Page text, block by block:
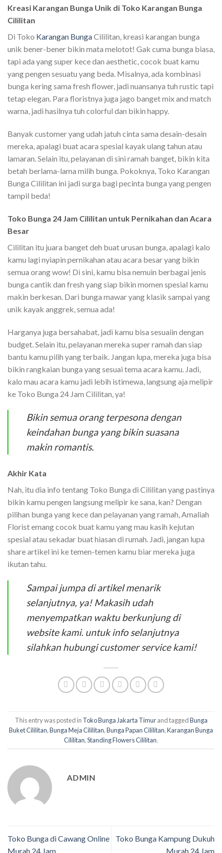
Kreasi Karangan Bunga Unik di Toko Karangan Bunga
Cililitan
Di Toko Karangan BungaCililitan, kreasi karangan bunga
unik bener-bener bikin mata melotot! Gak cuma bunga biasa,
tapi ada yang super kece dan aesthetic, cocok buat kamu
yang pengen sesuatu yang beda. Misalnya, ada kombinasi
bunga kering sama fresh flower, jadi nuansanya tuh rustic tapi
tetap elegan. Para floristnya juga jago banget mix and match
warna, jadi hasilnya tuh colorful dan bikin happy.
Banyak customer yang udah jatuh cinta sama desain-desain
mereka, apalagi buat acara spesial kayak ulang tahun atau
lamaran. Selain itu, pelayanan di sini ramah banget, bikin kita
betah berlama-lama milih bunga. Pokoknya, Toko Karangan
Bunga Cililitan ini jadi surga bagi pecinta bunga yang pengen
tampil beda!
Toko Bunga 24 Jam Cililitan untuk Pernikahan dan Acara
Besar
Cililitan itu juara banget deh buat urusan bunga, apalagi kalo
kamu lagi nyiapin pernikahan atau acara besar yang bikin
semua orang wow! Di sini, kamu bisa nemuin berbagai jenis
bunga cantik dan fresh yang siap bikin momen spesial kamu
makin berkesan. Dari bunga mawar yang klasik sampai yang
unik kayak anggrek, semua ada!
Harganya juga bersahabat, jadi kamu bisa sesuaiin dengan
budget. Selain itu, pelayanan mereka super ramah dan siap
bantu kamu pilih yang terbaik. Jangan lupa, mereka juga bisa
bikin rangkaian bunga yang sesuai tema acara kamu. Jadi,
kalo mau acara kamu jadi lebih istimewa, langsung aja melipir
ke Toko Bunga 24 Jam Cililitan, ya!
Bikin semua orang terpesona dengan
keindahan bunga yang bikin suasana
makin romantis.
Akhir Kata
Nah, itu dia info tentang Toko Bunga di Cililitan yang pastinya
bikin kamu pengen langsung melipir ke sana, kan? Dengan
pilihan bunga yang kece dan pelayanan yang ramah, Amaliah
Florist emang cocok buat kamu yang mau kasih kejutan
spesial atau sekadar buat hiasan di rumah. Jadi, jangan lupa
share artikel ini ke temen-temen kamu biar mereka juga
ikutan tahu.
Sampai jumpa di artikel menarik
selanjutnya, ya! Makasih udah
menyempatkan waktu berkunjung di
website kami. untuk info selanjutnya
silahkan hubungi customer service kami!
This entry was posted in Toko Bunga Jakarta Timurand taggedBunga
Buket Cililitan,Bunga Meja Cililitan,Bunga Papan Cililitan,Karangan Bunga
Cililitan,Standing Flowers Cililitan.
ADMIN
Toko Bunga di Cawang Online
Murah 24 Jam
Toko Bunga Kampung Dukuh
Murah 24 Jam